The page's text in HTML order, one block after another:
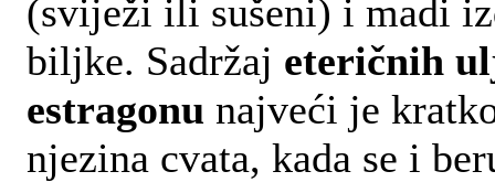
(sviježi ili sušeni) i madi
biljke. Sadržaj eteričnih
estragonu najveći je
njezina cvata, kada se i